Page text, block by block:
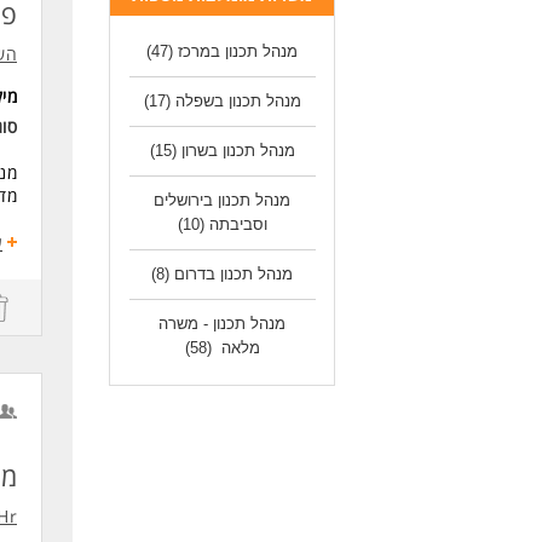
מנהל תכנון במרכז (47)
מנהל תכנון בשפלה (17)
מנהל תכנון בשרון (15)
מנהל תכנון בירושלים
וסביבתה (10)
מנהל תכנון בדרום (8)
מנהל תכנון - משרה
מלאה (58)